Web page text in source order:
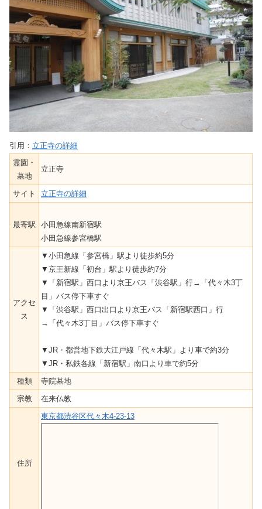
引用： 立正寺の詳細
霊園・
墓地
立正寺
サイト 立正寺の詳細
最寄駅
小田急線南新宿駅
小田急線参宮橋駅
アクセ
ス
▼小田急線「参宮橋」駅より徒歩約5分
▼京王新線「初台」駅より徒歩約7分
▼「新宿駅」西口より京王バス「渋谷駅」行→「代々木3丁
目」バス停下車すぐ
▼「渋谷駅」西口出口より京王バス「新宿駅西口」行
→「代々木3丁目」バス停下車すぐ
▼JR・都営地下鉄大江戸線「代々木駅」より車で約3分
▼JR・私鉄各線「新宿駅」南口より車で約5分
種類
寺院墓地
宗教
在来仏教
住所
東京都渋谷区代々木4-23-13